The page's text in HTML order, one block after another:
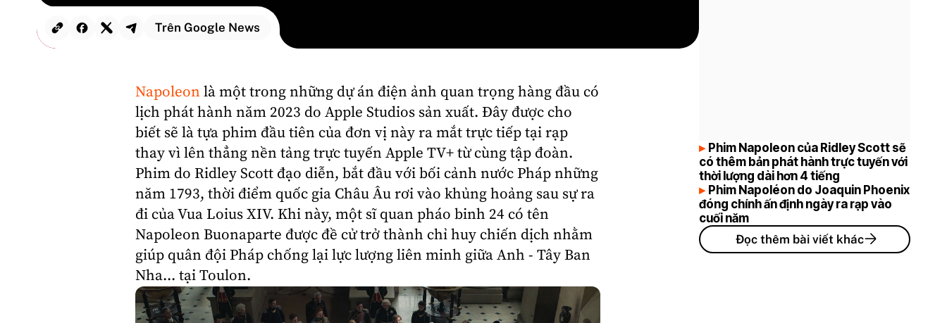
Trên Google News
Napoleon là một trong những dự án điện ảnh quan trọng hàng đầu có
lịch phát hành năm 2023 do Apple Studios sản xuất. Đây được cho
biết sẽ là tựa phim đầu tiên của đơn vị này ra mắt trực tiếp tại rạp
thay vì lên thẳng nền tảngtrực tuyến Apple TV+ từ cùng tập đoàn.
Phim do Ridley Scott đạo diễn, bắt đầu với bối cảnh nước Pháp những
năm 1793, thời điểm quốc gia Châu Âu rơi vào khủng hoảng sau sự ra
đi của Vua Loius XIV. Khi này, một sĩ quan pháo binh 24 có tên
Napoleon Buonaparte được đề cử trở thành chỉ huy chiến dịch nhằm
giúp quân đội Pháp chống lại lực lượng liên minh giữa Anh - Tây Ban
Nha... tại Toulon.
Phim Napoleon của Ridley Scott sẽ
có thêm bản phát hành trực tuyến với
thời lượng dài hơn 4 tiếng
Phim Napoléon do Joaquin Phoenix
đóng chính ấn định ngày ra rạp vào
cuối năm
Đọc thêm bài viết khác